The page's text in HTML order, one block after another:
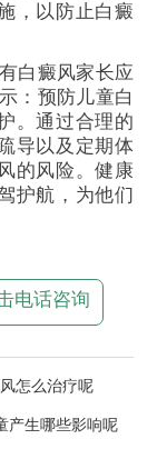
，以防止白癜
白癜风家长应
：预防儿童白
。通过合理的
导以及定期体
的风险。健康
护航，为他们
电话咨询
怎么治疗呢
产生哪些影响呢